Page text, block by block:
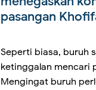
pasangan
Seperti biasa, buruh
ketinggalan mencari
Mengingat buruh